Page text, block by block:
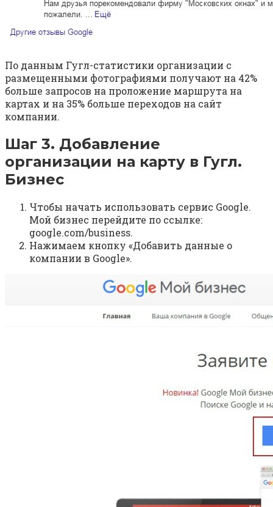
По данным Гугл-статистики организации с
размещенными фотографиями получают на 42%
больше запросов на проложение маршрута на
картах и на 35% больше переходов на сайт
компании.
Шаг 3. Добавление
организации на карту в Гугл.
Бизнес
Чтобы начать использовать сервис Google.
Мой бизнес перейдите по ссылке:
google.com/business.
Нажимаем кнопку «Добавить данные о
компании в Google».